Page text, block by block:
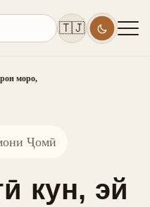
🇹🇯
моро,
Ҷомӣ
кун, эй